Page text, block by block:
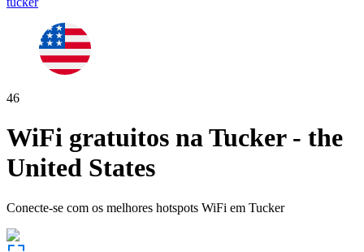
46
WiFi gratuitos naTucker- the
United States
Conecte-se com os melhores hotspots WiFi em Tucker